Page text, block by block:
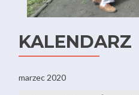
KALENDARZ
marzec 2020